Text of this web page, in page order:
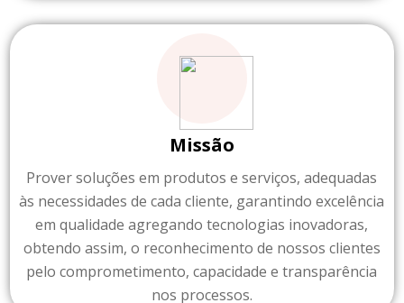
Missão
Prover soluções em produtos e serviços, adequadas
às necessidades de cada cliente, garantindo excelência
em qualidade agregando tecnologias inovadoras,
obtendo assim, o reconhecimento de nossos clientes
pelo comprometimento, capacidade e transparência
nos processos.